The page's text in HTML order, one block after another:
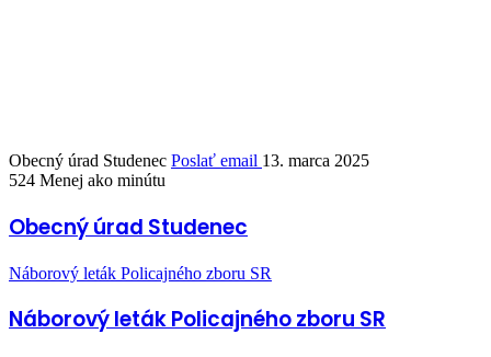
Obecný úrad Studenec Poslať email 13. marca 2025
524 Menej ako minútu
Obecný úrad Studenec
Náborový leták Policajného zboru SR
Náborový leták Policajného zboru SR